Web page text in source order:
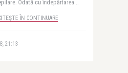
Odată cu îndepărtarea ..
ÎN CONTINUARE
21:13